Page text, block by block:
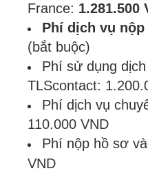
France: 1.281.500
Phí dịch vụ
(bắt buộc)
Phí sử dụng
TLScontact:
Phí dịch vụ
110.000 VND
Phí nộp hồ sơ
VND